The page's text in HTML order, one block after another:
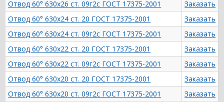
Отвод 60° 630х26 ст. 09г2с ГОСТ 17375-2001
Заказать
Отвод 60° 630х24 ст. 20 ГОСТ 17375-2001
Заказать
Отвод 60° 630х24 ст. 09г2с ГОСТ 17375-2001
Заказать
Отвод 60° 630х22 ст. 20 ГОСТ 17375-2001
Заказать
Отвод 60° 630х22 ст. 09г2с ГОСТ 17375-2001
Заказать
Отвод 60° 630х20 ст. 20 ГОСТ 17375-2001
Заказать
Отвод 60° 630х20 ст. 09г2с ГОСТ 17375-2001
Заказать